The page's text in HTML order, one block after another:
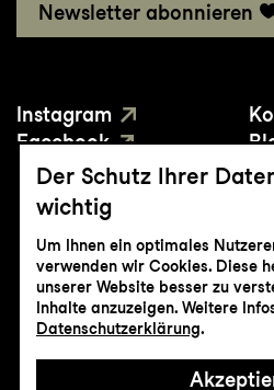
Newsletter abonnieren
Instagram
Facebook
YouTube
© Genossenschaft Konzert
St.Gallen
Der Schutz Ihrer
wichtig
Um Ihnen ein optimales
verwenden wir Cookies. Diese
unserer Website besser zu
Inhalte anzuzeigen. Weitere
Datenschutzerklärung.